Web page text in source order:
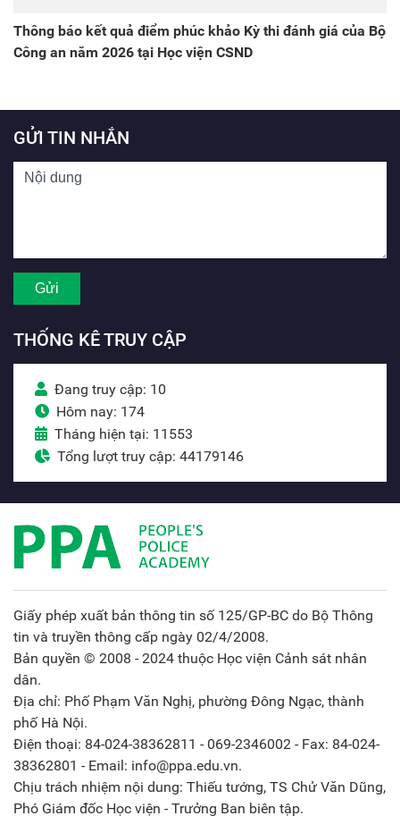
Thông báo kết quả điểm phúc khảo Kỳ thi đánh giá của Bộ
Công an năm 2026 tại Học viện CSND
GỬI TIN NHẮN
THỐNG KÊ TRUY CẬP
Đang truy cập: 10
Hôm nay: 174
Tháng hiện tại: 11553
Tổng lượt truy cập: 44179146
Giấy phép xuất bản thông tin số 125/GP-BC do Bộ Thông
tin và truyền thông cấp ngày 02/4/2008.
Bản quyền © 2008 - 2024 thuộc Học viện Cảnh sát nhân
dân.
Địa chỉ: Phố Phạm Văn Nghị, phường Đông Ngạc, thành
phố Hà Nội.
Điện thoại: 84-024-38362811 - 069-2346002 - Fax: 84-024-
38362801 - Email: info@ppa.edu.vn.
Chịu trách nhiệm nội dung: Thiếu tướng, TS Chử Văn Dũng,
Phó Giám đốc Học viện - Trưởng Ban biên tập.